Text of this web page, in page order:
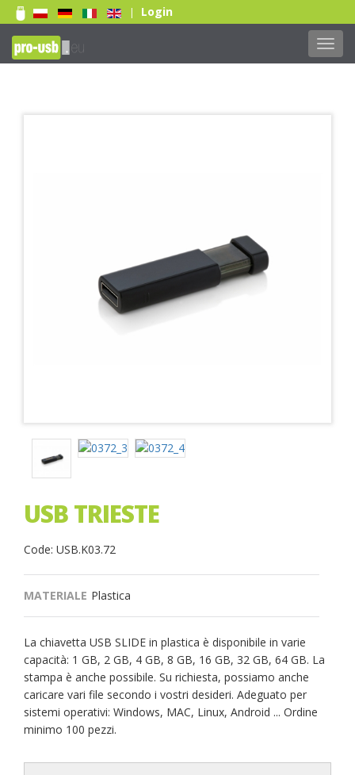
| Login
USB TRIESTE
Code: USB.K03.72
MATERIALE Plastica
La chiavetta USB SLIDE in plastica è disponibile in varie
capacità: 1 GB, 2 GB, 4 GB, 8 GB, 16 GB, 32 GB, 64 GB. La
stampa è anche possibile. Su richiesta, possiamo anche
caricare vari file secondo i vostri desideri. Adeguato per
sistemi operativi: Windows, MAC, Linux, Android ... Ordine
minimo 100 pezzi.